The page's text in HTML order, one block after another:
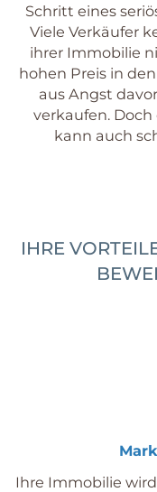
Schritt eines
Viele Verkäufer
ihrer Immobilie
hohen Preis in
aus Angst
verkaufen.
kann auch
IHRE
Ihre Immobilie